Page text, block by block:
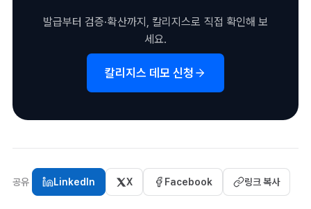
발급부터 검증·확산까지, 칼리지스로 직접 확인해 보
세요.
칼리지스 데모 신청
공유 LinkedIn X Facebook 링크 복사